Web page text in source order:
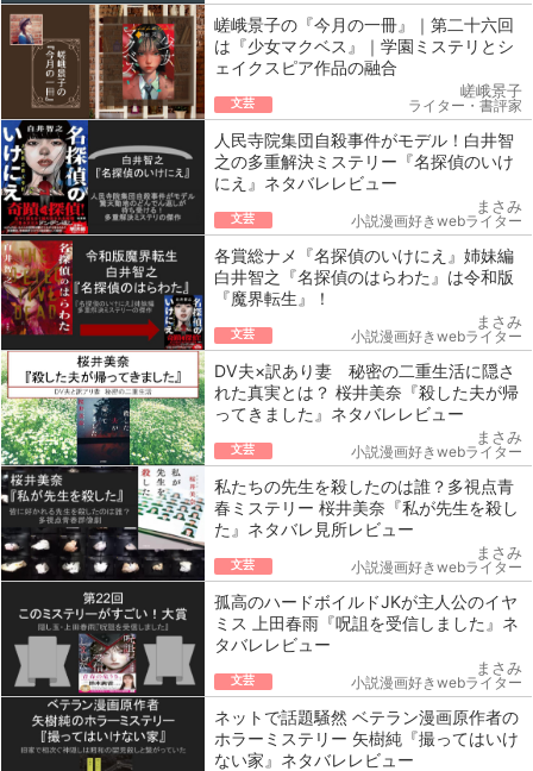
嵯峨景子の『今月の一冊』｜第二十六回
は『少女マクベス』｜学園ミステリとシ
ェイクスピア作品の融合
文芸
嵯峨景子
ライター・書評家
人民寺院集団自殺事件がモデル！白井智
之の多重解決ミステリー『名探偵のいけ
にえ』ネタバレレビュー
文芸
まさみ
小説漫画好きwebライター
各賞総ナメ『名探偵のいけにえ』姉妹編
白井智之『名探偵のはらわた』は令和版
『魔界転生』！
文芸
まさみ
小説漫画好きwebライター
DV夫×訳あり妻 秘密の二重生活に隠さ
れた真実とは？ 桜井美奈『殺した夫が帰
ってきました』ネタバレレビュー
文芸
まさみ
小説漫画好きwebライター
私たちの先生を殺したのは誰？多視点青
春ミステリー 桜井美奈『私が先生を殺し
た』ネタバレ見所レビュー
文芸
まさみ
小説漫画好きwebライター
孤高のハードボイルドJKが主人公のイヤ
ミス 上田春雨『呪詛を受信しました』ネ
タバレレビュー
文芸
まさみ
小説漫画好きwebライター
ネットで話題騒然 ベテラン漫画原作者の
ホラーミステリー 矢樹純『撮ってはいけ
ない家』ネタバレレビュー